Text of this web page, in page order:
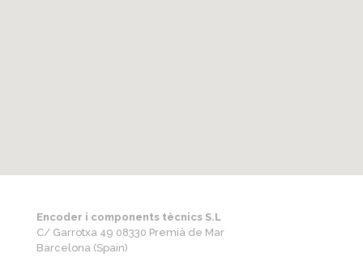
Encoder i components tècnics S.L
C/ Garrotxa 49 08330 Premià de Mar
Barcelona (Spain)